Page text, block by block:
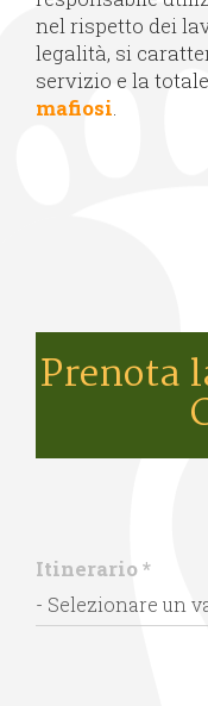
nel rispetto dei
legalità, si
servizio e la totale
mafiosi
Prenota
Itinerario*